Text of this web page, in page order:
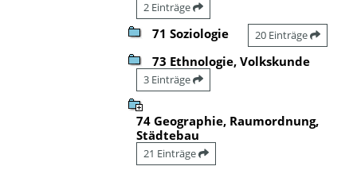
2 Einträge
71 Soziologie 20 Einträge
73 Ethnologie, Volkskunde
3 Einträge
74 Geographie, Raumordnung,
Städtebau
21 Einträge